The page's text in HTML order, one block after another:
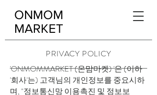
ONMOM
MARKET
PRIVACY POLICY
'ONMOMMARKET (온맘마켓) '은 (이하
'회사'는) 고객님의 개인정보를 중요시하
며, "정보통신망 이용촉진 및 정보보